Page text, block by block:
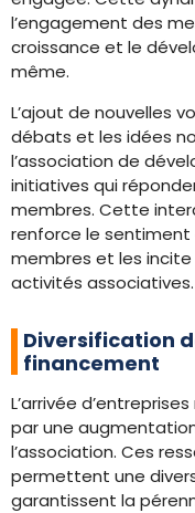
l’engagement des
croissance et le
même.
L’ajout de nouvelles
débats et les idées
l’association de
initiatives qui
membres. Cette
renforce le sentiment
membres et les incite
activités associatives.
Diversification
financement
L’arrivée
par une
l’association. Ces
permettent une
garantissent la